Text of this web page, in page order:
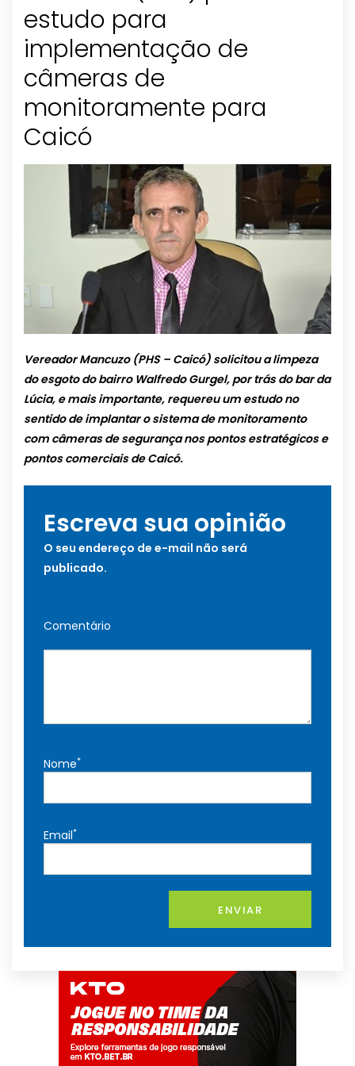
estudo para
implementação de
câmeras de
monitoramente para
Caicó
Vereador Mancuzo (PHS – Caicó) solicitou a limpeza
do esgoto do bairro Walfredo Gurgel, por trás do bar da
Lúcia, e mais importante, requereu um estudo no
sentido de implantar o sistema de monitoramento
com câmeras de segurança nos pontos estratégicos e
pontos comerciais de Caicó.
Escreva sua opinião
O seu endereço de e-mail não será
publicado.
Comentário
Nome*
Email*
ENVIAR